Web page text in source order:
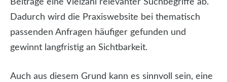
Beiträge eine Vielzahl relevanter Suchbegriffe ab.
Dadurch wird die Praxiswebsite bei thematisch
passenden Anfragen häufiger gefunden und
gewinnt langfristig an Sichtbarkeit.
Auch aus diesem Grund kann es sinnvoll sein, eine